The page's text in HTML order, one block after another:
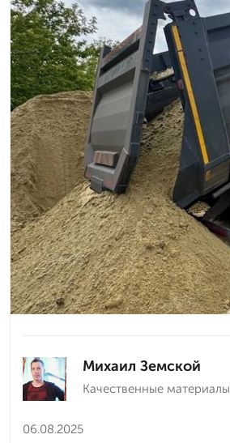
Михаил Земской
Качественные материалы
06.08.2025